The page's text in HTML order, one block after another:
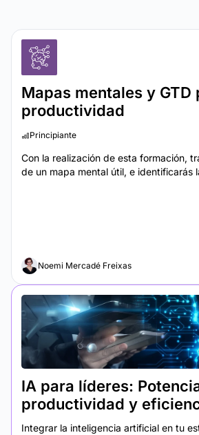
Mapas mentales y GTD
productividad
Principiante
Con la realización de esta formación,
de un mapa mental útil, e identificarás
Noemi Mercadé Freixas
IA para líderes:
productividad y
Integrar la inteligencia artificial en tu